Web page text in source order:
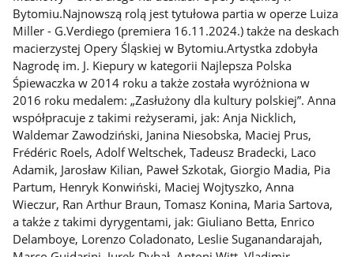
Bytomiu.Najnowszą rolą jest tytułowa partia w operze Luiza
Miller - G.Verdiego (premiera 16.11.2024.) także na deskach
macierzystej Opery Śląskiej w Bytomiu.Artystka zdobyła
Nagrodę im. J. Kiepury w kategorii Najlepsza Polska
Śpiewaczka w 2014 roku a także została wyróżniona w
2016 roku medalem: „Zasłużony dla kultury polskiej”. Anna
współpracuje z takimi reżyserami, jak: Anja Nicklich,
Waldemar Zawodziński, Janina Niesobska, Maciej Prus,
Frédéric Roels, Adolf Weltschek, Tadeusz Bradecki, Laco
Adamik, Jarosław Kilian, Paweł Szkotak, Giorgio Madia, Pia
Partum, Henryk Konwiński, Maciej Wojtyszko, Anna
Wieczur, Ran Arthur Braun, Tomasz Konina, Maria Sartova,
a także z takimi dyrygentami, jak: Giuliano Betta, Enrico
Delamboye, Lorenzo Coladonato, Leslie Suganandarajah,